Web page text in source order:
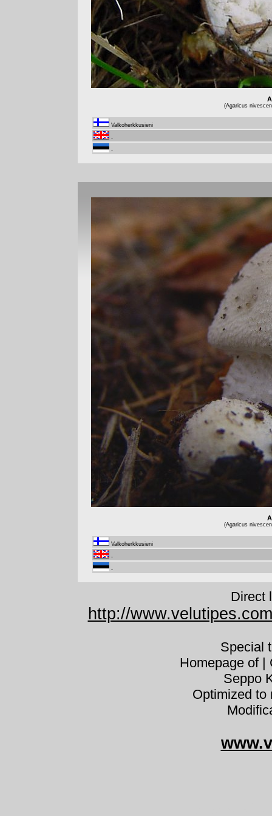
(Agaricus
Valkoherkkusieni
-
-
(Agaricus
Valkoherkkusieni
-
-
Direct
http://
Special
Homepage of |
Seppo
Optimized to